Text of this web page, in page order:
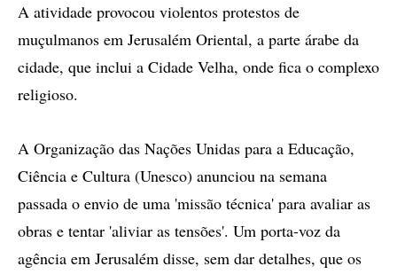
A atividade provocou violentos protestos de
muçulmanos em Jerusalém Oriental, a parte árabe da
cidade, que inclui a Cidade Velha, onde fica o complexo
religioso.
A Organização das Nações Unidas para a Educação,
Ciência e Cultura (Unesco) anunciou na semana
passada o envio de uma 'missão técnica' para avaliar as
obras e tentar 'aliviar as tensões'. Um porta-voz da
agência em Jerusalém disse, sem dar detalhes, que os